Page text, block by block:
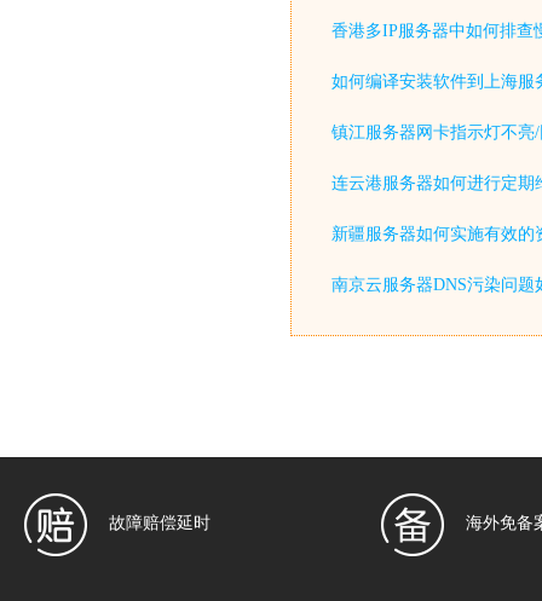
香港多IP服务器中如何排查
如何编译安装软件到上海服
镇江服务器网卡指示灯不亮
连云港服务器如何进行定期
新疆服务器如何实施有效的
南京云服务器DNS污染问题
故障赔偿延时 海外免备